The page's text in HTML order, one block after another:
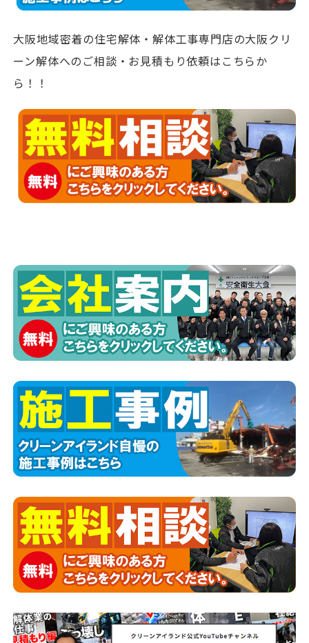
大阪地域密着の住宅解体・解体工事専門店の大阪クリ
ーン解体へのご相談・お見積もり依頼はこちらか
ら！！